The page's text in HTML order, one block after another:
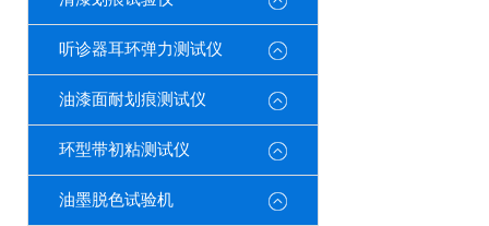
听诊器耳环弹力测试仪
油漆面耐划痕测试仪
环型带初粘测试仪
油墨脱色试验机